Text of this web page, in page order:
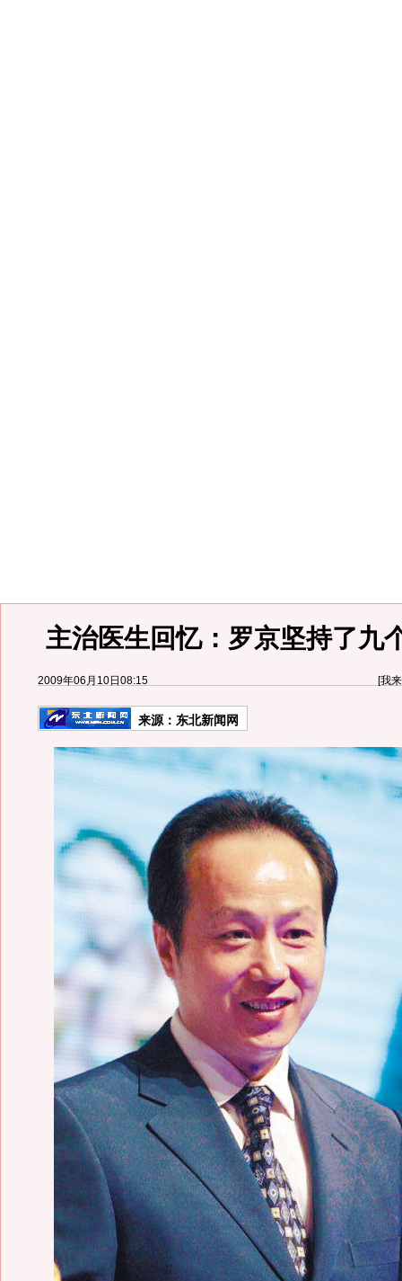
主治医生回忆：罗京坚持了九
2009年06月10日08:15 [我
来源： 东北新闻网